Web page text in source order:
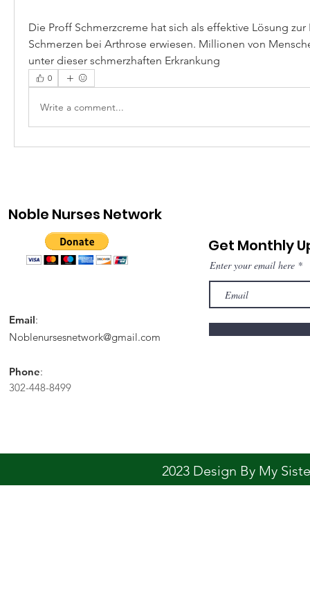
Die Proff Schmerzcreme hat sich als effektive Lösung
Schmerzen bei Arthrose erwiesen. Millionen von
unter dieser schmerzhaften Erkrankung
0
Write a comment...
Noble Nurses Network
Email:
Noblenursesnetwork@gmail.com
Phone:
302-448-8499
Get Monthly
Enter your email here
2023 Design By My